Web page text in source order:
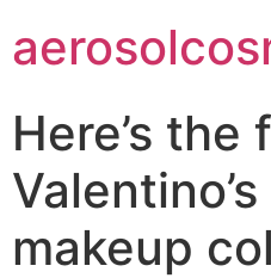
to
content
Here’s
makeup